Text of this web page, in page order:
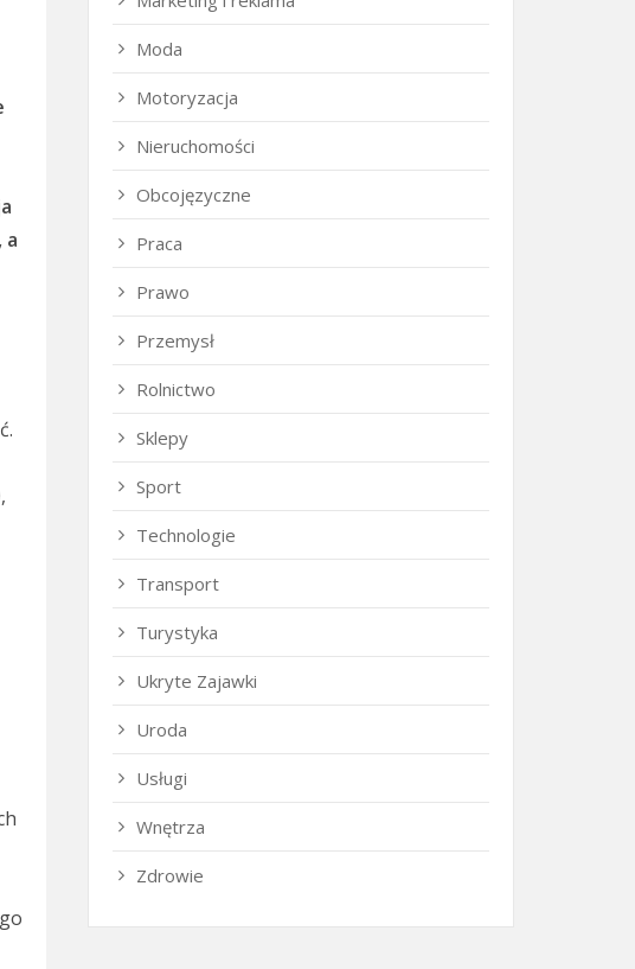
a
Moda
Motoryzacja
Nieruchomości
Obcojęzyczne
Praca
Prawo
Przemysł
Rolnictwo
Sklepy
Sport
Technologie
Transport
Turystyka
Ukryte Zajawki
Uroda
Usługi
Wnętrza
Zdrowie